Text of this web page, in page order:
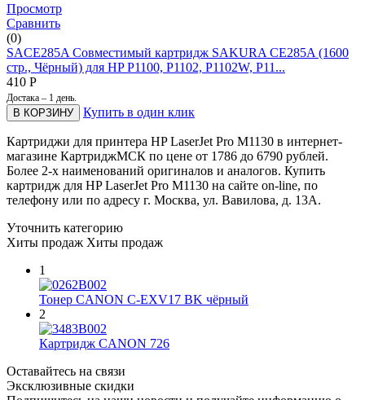
Просмотр
Сравнить
(0)
SACE285A Совместимый картридж SAKURA CE285A (1600
стр., Чёрный) для HP P1100, P1102, P1102W, P11...
410 Р
Достака – 1 день.
В КОРЗИНУ Купить в один клик
Картриджи для принтера HP LaserJet Pro M1130 в интернет-
магазине КартриджМСК по цене от 1786 до 6790 рублей.
Более 2-х наименований оригиналов и аналогов. Купить
картридж для HP LaserJet Pro M1130 на сайте on-line, по
телефону или по адресу г. Москва, ул. Вавилова, д. 13А.
Уточнить категорию
Хиты продаж Хиты продаж
1
Тонер CANON C-EXV17 BK чёрный
2
Картридж CANON 726
Оставайтесь на связи
Эксклюзивные скидки